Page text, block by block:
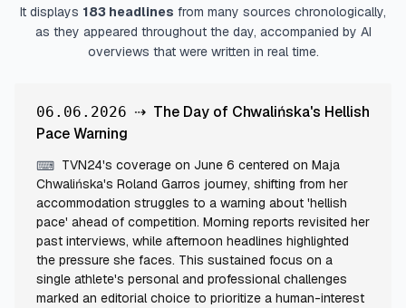
It displays 183 headlines from many sources chronologically,
as they appeared throughout the day, accompanied by AI
overviews that were written in real time.
06.06.2026 ⇢ The Day of Chwalińska's Hellish
Pace Warning
⌨ TVN24's coverage on June 6 centered on Maja
Chwalińska's Roland Garros journey, shifting from her
accommodation struggles to a warning about 'hellish
pace' ahead of competition. Morning reports revisited her
past interviews, while afternoon headlines highlighted
the pressure she faces. This sustained focus on a
single athlete's personal and professional challenges
marked an editorial choice to prioritize a human-interest